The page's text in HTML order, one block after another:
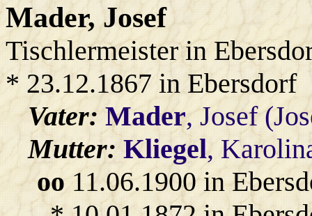
Mader, Josef
Tischlermeister in
* 23.12.1867 in Ebersdorf
Vater:Mader, Josef
Mutter:Kliegel,
oo11.06.1900 in